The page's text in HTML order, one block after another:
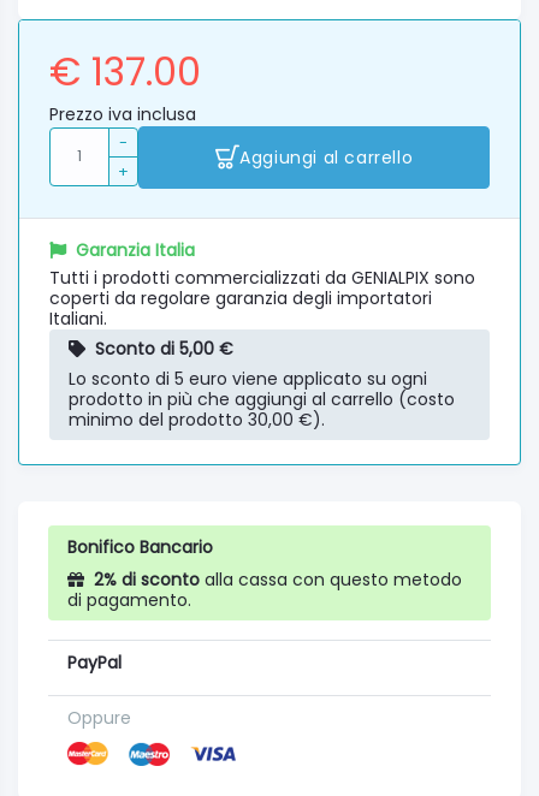
€ 137.00
Prezzo iva inclusa
-
+
Aggiungi al carrello
Garanzia Italia
Tutti i prodotti commercializzati da GENIALPIX sono
coperti da regolare garanzia degli importatori
Italiani.
Sconto di 5,00 €
Lo sconto di 5 euro viene applicato su ogni
prodotto in più che aggiungi al carrello (costo
minimo del prodotto 30,00 €).
Bonifico Bancario
2% di sconto alla cassa con questo metodo
di pagamento.
PayPal
Oppure